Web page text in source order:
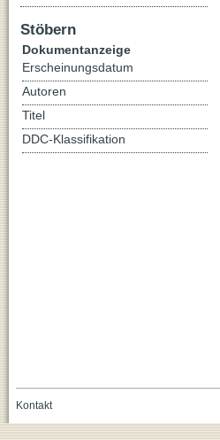
Stöbern
Dokumentanzeige
Erscheinungsdatum
Autoren
Titel
DDC-Klassifikation
Kontakt